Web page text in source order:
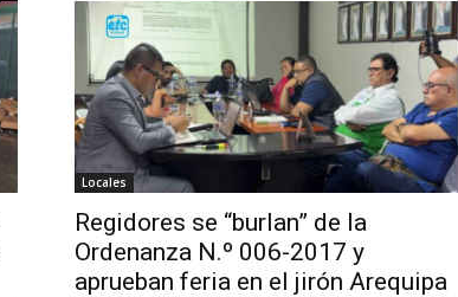
Locales
Regidores se “burlan” de la
Ordenanza N.º 006-2017 y
aprueban feria en el jirón Arequipa